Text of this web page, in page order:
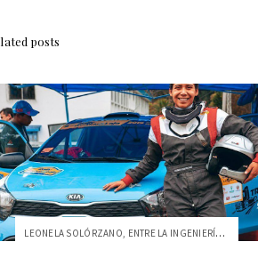
posts
LEONELA SOLÓRZANO, ENTRE LA INGENIERÍA Y EL RALLY